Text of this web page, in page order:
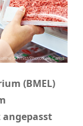
(BMEL)